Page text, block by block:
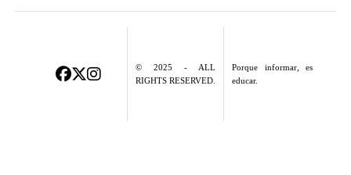
© 2025 - ALL
RIGHTS RESERVED.
Porque informar, es
educar.